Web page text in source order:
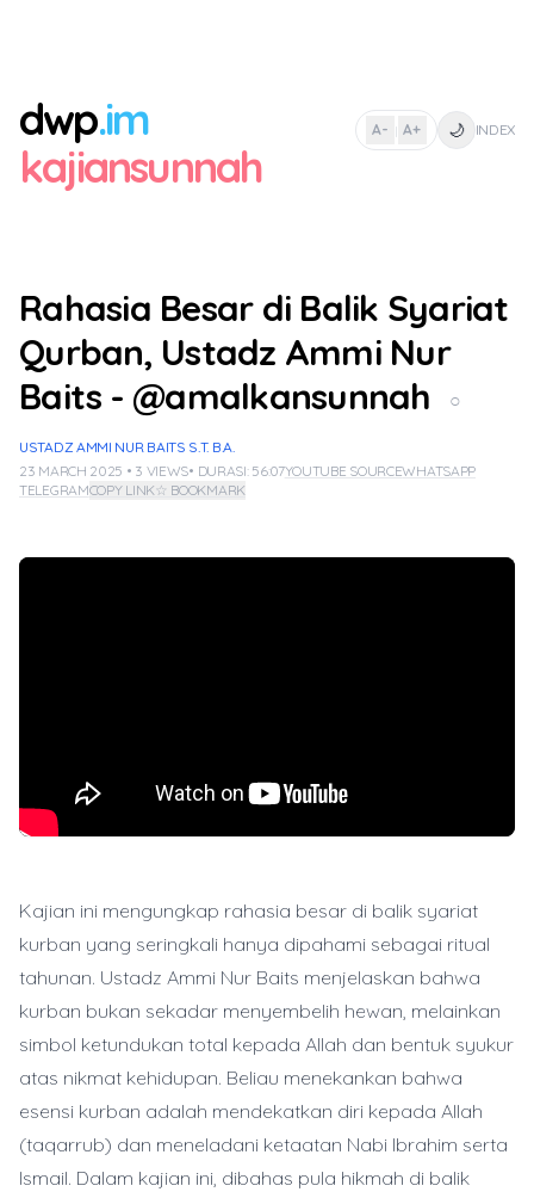
dwp.im
kajiansunnah
A- | A+ 🌙 INDEX
Rahasia Besar di Balik Syariat
Qurban, Ustadz Ammi Nur
Baits - @amalkansunnah
○
USTADZ AMMI NUR BAITS S.T. B.A.
23 MARCH 2025 • 3 VIEWS• DURASI: 56:07YOUTUBE SOURCEWHATSAPP
TELEGRAMCOPY LINK☆ BOOKMARK
Kajian ini mengungkap rahasia besar di balik syariat
kurban yang seringkali hanya dipahami sebagai ritual
tahunan. Ustadz Ammi Nur Baits menjelaskan bahwa
kurban bukan sekadar menyembelih hewan, melainkan
simbol ketundukan total kepada Allah dan bentuk syukur
atas nikmat kehidupan. Beliau menekankan bahwa
esensi kurban adalah mendekatkan diri kepada Allah
(taqarrub) dan meneladani ketaatan Nabi Ibrahim serta
Ismail. Dalam kajian ini, dibahas pula hikmah di balik